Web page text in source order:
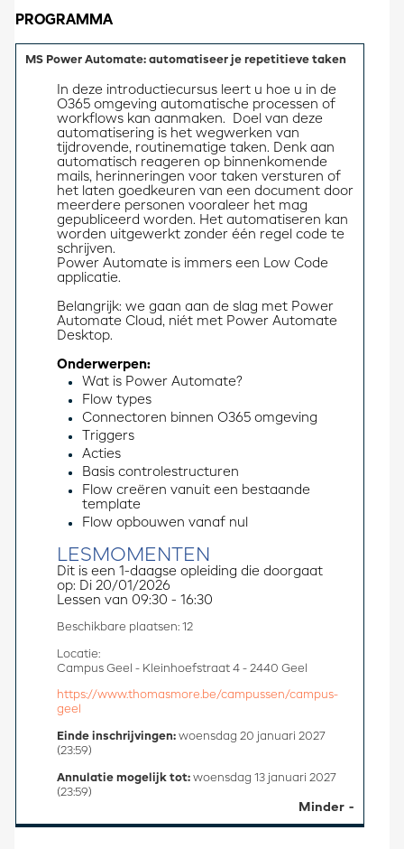
PROGRAMMA
MS Power Automate: automatiseer je repetitieve taken
Minder
In deze introductiecursus leert u hoe u in de
O365 omgeving automatische processen of
workflows kan aanmaken.  Doel van deze
automatisering is het wegwerken van
tijdrovende, routinematige taken. Denk aan
automatisch reageren op binnenkomende
mails, herinneringen voor taken versturen of
het laten goedkeuren van een document door
meerdere personen vooraleer het mag
gepubliceerd worden. Het automatiseren kan
worden uitgewerkt zonder één regel code te
schrijven.
Power Automate is immers een Low Code
applicatie.
Belangrijk: we gaan aan de slag met Power
Automate Cloud, niét met Power Automate
Desktop.
Onderwerpen:
Wat is Power Automate?
Flow types
Connectoren binnen O365 omgeving
Triggers
Acties
Basis controlestructuren
Flow creëren vanuit een bestaande
template
Flow opbouwen vanaf nul
LESMOMENTEN
Dit is een 1-daagse opleiding die doorgaat
op: Di 20/01/2026
Lessen van 09:30 - 16:30
Beschikbare plaatsen: 12
Locatie:
Campus Geel - Kleinhoefstraat 4 - 2440 Geel
https://www.thomasmore.be/campussen/campus-
geel
Einde inschrijvingen: woensdag 20 januari 2027
(23:59)
Annulatie mogelijk tot: woensdag 13 januari 2027
(23:59)